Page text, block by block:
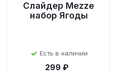
Слайдер Mezze
набор Ягоды
Есть в наличии
299 ₽